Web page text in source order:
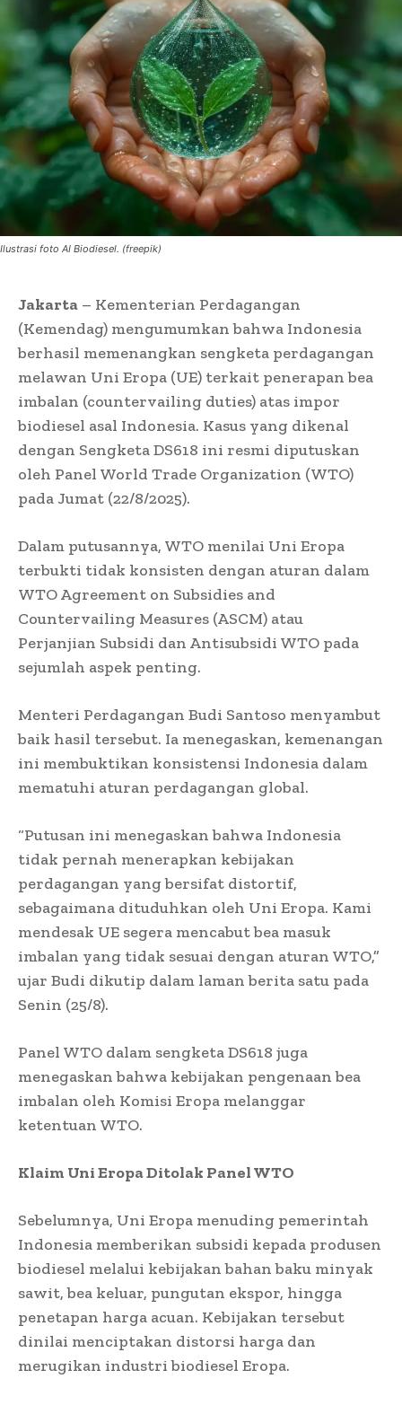
Ilustrasi foto AI Biodiesel. (freepik)
Jakarta – Kementerian Perdagangan
(Kemendag) mengumumkan bahwa Indonesia
berhasil memenangkan sengketa perdagangan
melawan Uni Eropa (UE) terkait penerapan bea
imbalan (countervailing duties) atas impor
biodiesel asal Indonesia. Kasus yang dikenal
dengan Sengketa DS618 ini resmi diputuskan
oleh Panel World Trade Organization (WTO)
pada Jumat (22/8/2025).
Dalam putusannya, WTO menilai Uni Eropa
terbukti tidak konsisten dengan aturan dalam
WTO Agreement on Subsidies and
Countervailing Measures (ASCM) atau
Perjanjian Subsidi dan Antisubsidi WTO pada
sejumlah aspek penting.
Menteri Perdagangan Budi Santoso menyambut
baik hasil tersebut. Ia menegaskan, kemenangan
ini membuktikan konsistensi Indonesia dalam
mematuhi aturan perdagangan global.
“Putusan ini menegaskan bahwa Indonesia
tidak pernah menerapkan kebijakan
perdagangan yang bersifat distortif,
sebagaimana dituduhkan oleh Uni Eropa. Kami
mendesak UE segera mencabut bea masuk
imbalan yang tidak sesuai dengan aturan WTO,”
ujar Budi dikutip dalam laman berita satu pada
Senin (25/8).
Panel WTO dalam sengketa DS618 juga
menegaskan bahwa kebijakan pengenaan bea
imbalan oleh Komisi Eropa melanggar
ketentuan WTO.
Klaim Uni Eropa Ditolak Panel WTO
Sebelumnya, Uni Eropa menuding pemerintah
Indonesia memberikan subsidi kepada produsen
biodiesel melalui kebijakan bahan baku minyak
sawit, bea keluar, pungutan ekspor, hingga
penetapan harga acuan. Kebijakan tersebut
dinilai menciptakan distorsi harga dan
merugikan industri biodiesel Eropa.